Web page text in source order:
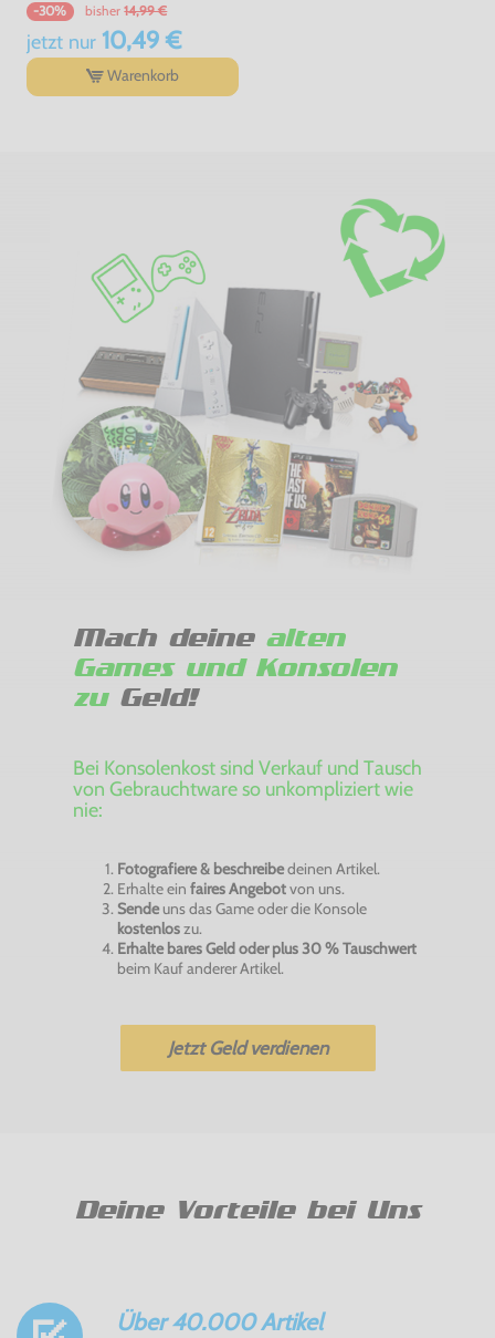
-30% bisher 14,99 €
jetzt nur10,49 €
Warenkorb
Mach deine alten
Games und Konsolen
zuGeld!
Bei Konsolenkost sind Verkauf und Tausch
von Gebrauchtware so unkompliziert wie
nie:
Fotografiere & beschreibedeinen Artikel.
Erhalte ein faires Angebotvon uns.
Sendeuns das Game oder die Konsole
kostenloszu.
Erhalte bares Geld oder plus 30 % Tauschwert
beim Kauf anderer Artikel.
Jetzt Geld verdienen
Deine Vorteile bei Uns
Über 40.000 Artikel